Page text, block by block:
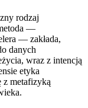
rodzaj
—
— zakłada,
danych
wraz z intencją
etyka
z metafizyką